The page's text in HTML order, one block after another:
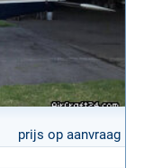
prijs op aanvraag